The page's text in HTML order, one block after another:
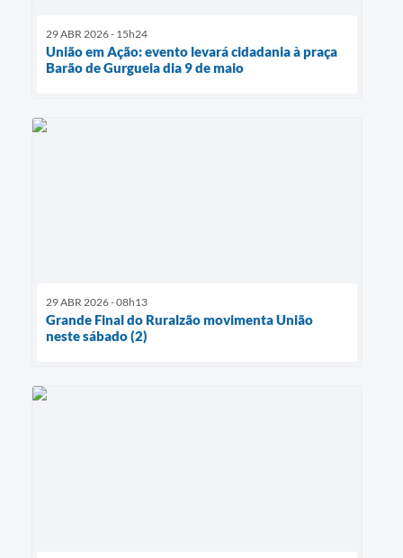
29 ABR 2026 - 15h24
União em Ação: evento levará cidadania à praça
Barão de Gurgueia dia 9 de maio
29 ABR 2026 - 08h13
Grande Final do Ruralzão movimenta União
neste sábado (2)